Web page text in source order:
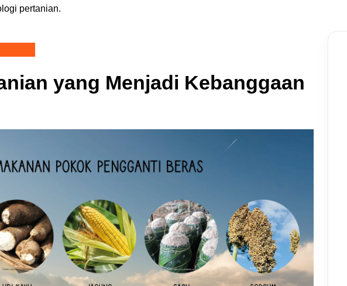
pertanian.
yang Menjadi Kebanggaan